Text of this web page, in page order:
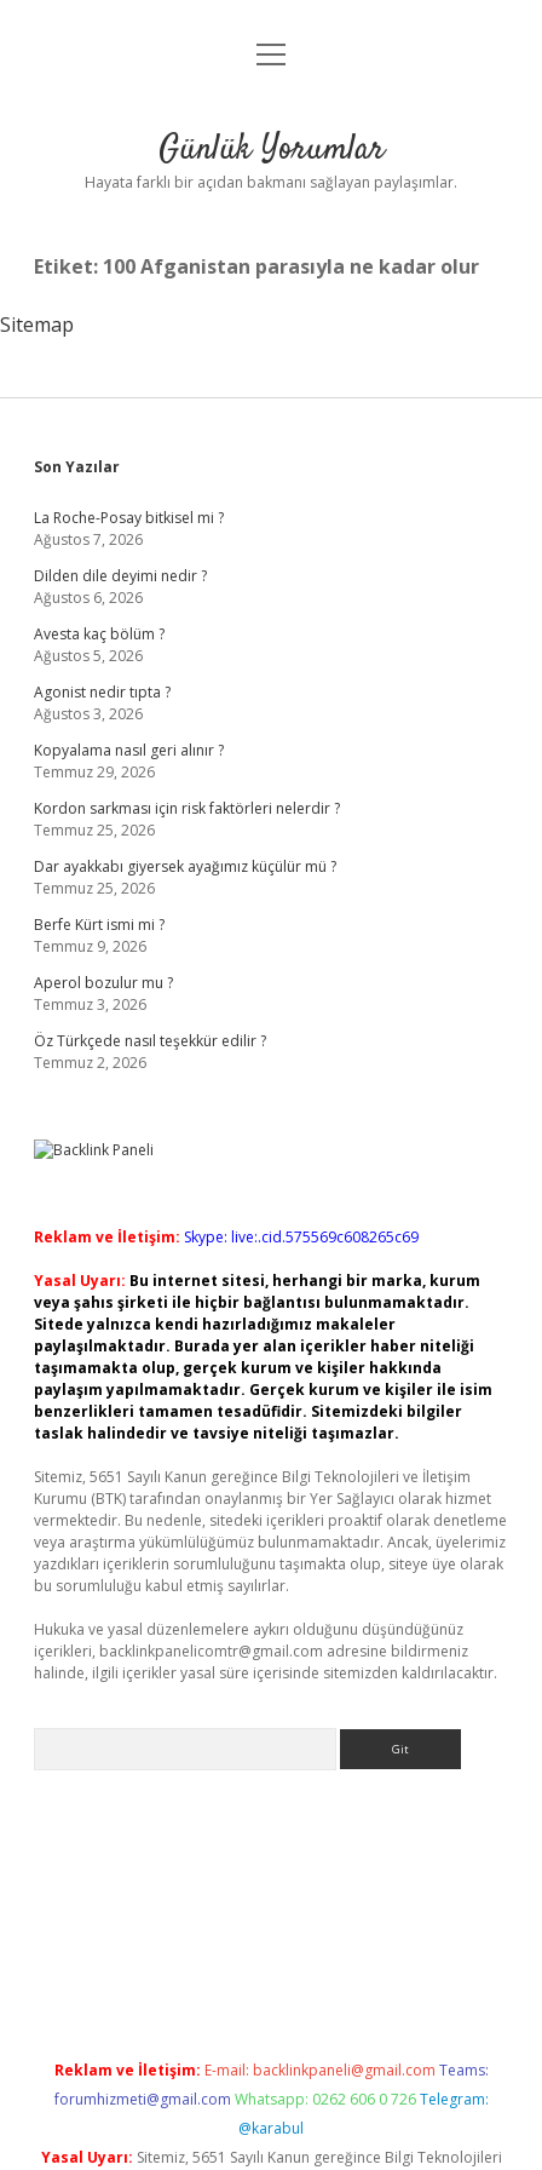
Anasayfa
Yasal Uyarı
menüyü
Günlük Yorumlar
Hayata farklı bir açıdan bakmanı sağlayan paylaşımlar.
Etiket: 100 Afganistan parasıyla ne kadar olur
Sitemap
Sidebar
Son Yazılar
La Roche-Posay bitkisel mi ?
Ağustos 7, 2026
Dilden dile deyimi nedir ?
Ağustos 6, 2026
Avesta kaç bölüm ?
Ağustos 5, 2026
Agonist nedir tıpta ?
Ağustos 3, 2026
Kopyalama nasıl geri alınır ?
Temmuz 29, 2026
Kordon sarkması için risk faktörleri nelerdir ?
Temmuz 25, 2026
Dar ayakkabı giyersek ayağımız küçülür mü ?
Temmuz 25, 2026
Berfe Kürt ismi mi ?
Temmuz 9, 2026
Aperol bozulur mu ?
Temmuz 3, 2026
Öz Türkçede nasıl teşekkür edilir ?
Temmuz 2, 2026
Reklam ve İletişim: Skype: live:.cid.575569c608265c69
Yasal Uyarı: Bu internet sitesi, herhangi bir marka, kurum
veya şahıs şirketi ile hiçbir bağlantısı bulunmamaktadır.
Sitede yalnızca kendi hazırladığımız makaleler
paylaşılmaktadır. Burada yer alan içerikler haber niteliği
taşımamakta olup, gerçek kurum ve kişiler hakkında
paylaşım yapılmamaktadır. Gerçek kurum ve kişiler ile isim
benzerlikleri tamamen tesadüfidir. Sitemizdeki bilgiler
taslak halindedir ve tavsiye niteliği taşımazlar.
Sitemiz, 5651 Sayılı Kanun gereğince Bilgi Teknolojileri ve İletişim
Kurumu (BTK) tarafından onaylanmış bir Yer Sağlayıcı olarak hizmet
vermektedir. Bu nedenle, sitedeki içerikleri proaktif olarak denetleme
veya araştırma yükümlülüğümüz bulunmamaktadır. Ancak, üyelerimiz
yazdıkları içeriklerin sorumluluğunu taşımakta olup, siteye üye olarak
bu sorumluluğu kabul etmiş sayılırlar.
Hukuka ve yasal düzenlemelere aykırı olduğunu düşündüğünüz
içerikleri, backlinkpanelicomtr@gmail.com adresine bildirmeniz
halinde, ilgili içerikler yasal süre içerisinde sitemizden kaldırılacaktır.
Reklam ve İletişim: E-mail: backlinkpaneli@gmail.com Teams:
forumhizmeti@gmail.com Whatsapp: 0262 606 0 726 Telegram:
@karabul
Yasal Uyarı: Sitemiz, 5651 Sayılı Kanun gereğince Bilgi Teknolojileri